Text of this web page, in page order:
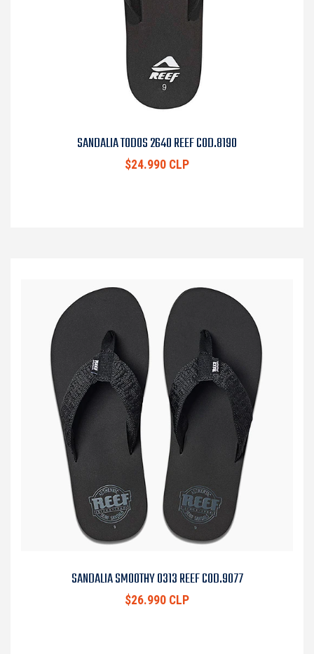
SANDALIA TODOS 2640 REEF COD.8190
$24.990 CLP
SANDALIA SMOOTHY 0313 REEF COD.9077
$26.990 CLP